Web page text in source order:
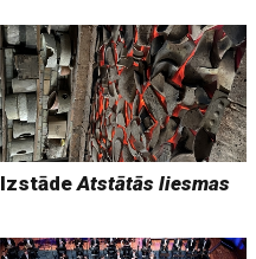
IzstādeAtstātās liesmas